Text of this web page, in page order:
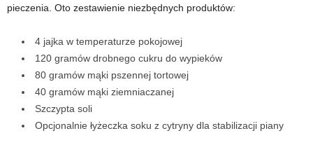
pieczenia. Oto zestawienie niezbędnych produktów:
4 jajka w temperaturze pokojowej
120 gramów drobnego cukru do wypieków
80 gramów mąki pszennej tortowej
40 gramów mąki ziemniaczanej
Szczypta soli
Opcjonalnie łyżeczka soku z cytryny dla stabilizacji piany